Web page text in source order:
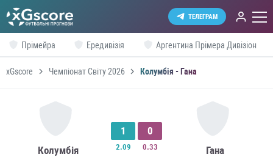
ТЕЛЕГРАМ
Прімейра Ередивізія Аргентина Прімера Дивізіон
xGscore Чемпіонат Світу 2026 Колумбія - Гана
Колумбія
1
2.09
0
0.33 Гана